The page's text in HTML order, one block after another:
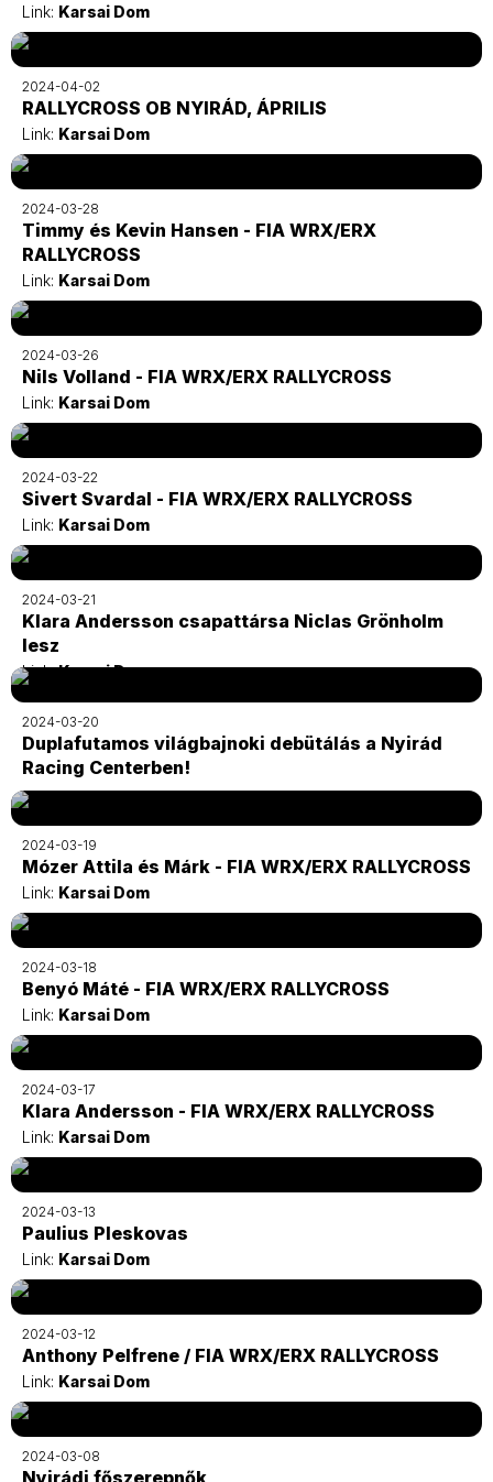
Link: Karsai Dom
2024-04-02
RALLYCROSS OB NYIRÁD, ÁPRILIS
Link: Karsai Dom
2024-03-28
Timmy és Kevin Hansen - FIA WRX/ERX
RALLYCROSS
Link: Karsai Dom
2024-03-26
Nils Volland - FIA WRX/ERX RALLYCROSS
Link: Karsai Dom
2024-03-22
Sivert Svardal - FIA WRX/ERX RALLYCROSS
Link: Karsai Dom
2024-03-21
Klara Andersson csapattársa Niclas Grönholm
lesz
Link:Karsai Dom
2024-03-20
Duplafutamos világbajnoki debütálás a Nyirád
Racing Centerben!
2024-03-19
Mózer Attila és Márk - FIA WRX/ERX RALLYCROSS
Link: Karsai Dom
2024-03-18
Benyó Máté - FIA WRX/ERX RALLYCROSS
Link: Karsai Dom
2024-03-17
Klara Andersson - FIA WRX/ERX RALLYCROSS
Link: Karsai Dom
2024-03-13
Paulius Pleskovas
Link: Karsai Dom
2024-03-12
Anthony Pelfrene / FIA WRX/ERX RALLYCROSS
Link: Karsai Dom
2024-03-08
Nyirádi főszerepnők